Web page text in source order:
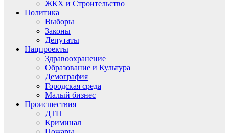
ЖКХ и Строительство
Политика
Выборы
Законы
Депутаты
Нацпроекты
Здравоохранение
Образование и Культура
Демография
Городская среда
Малый бизнес
Происшествия
ДТП
Криминал